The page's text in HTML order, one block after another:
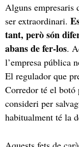
Alguns empresaris
ser extraordinari.
tant, però són
abans de fer-los.
l’empresa pública
El regulador que
Corredor té el botó
consideri per
habitualment té la